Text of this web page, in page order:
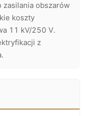
zasilania obszarów
koszty
11 kV/250 V.
z